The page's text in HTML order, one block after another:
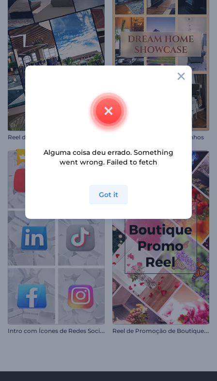
Mostruário da Casa dos Sonhos
I
ntro com Ícones de Redes Sociais R
eel de Promoção de Boutique Floral
Alguma coisa deu errado. Something
went wrong. Failed to fetch
Got it